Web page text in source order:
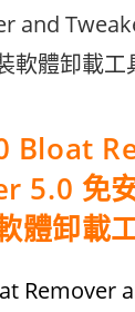
Bloat
5.0 免
體卸載
Remover